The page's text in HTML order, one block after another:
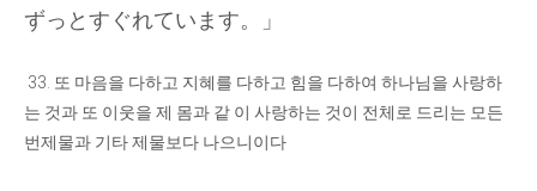
ずっとすぐれています。」
33. 또 마음을 다하고 지혜를 다하고 힘을 다하여 하나님을 사랑하
는 것과 또 이웃을 제 몸과 같 이 사랑하는 것이 전체로 드리는 모든
번제물과 기타 제물보다 나으니이다